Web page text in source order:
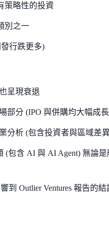
策略性的投資
別之一
行跌更多)
呈現衰退
部分 (IPO 與併購均大幅成
分析 (包含投資者與區域差
(包含 AI 與 AI Agent) 無論是
到 Outlier Ventures 報告的結